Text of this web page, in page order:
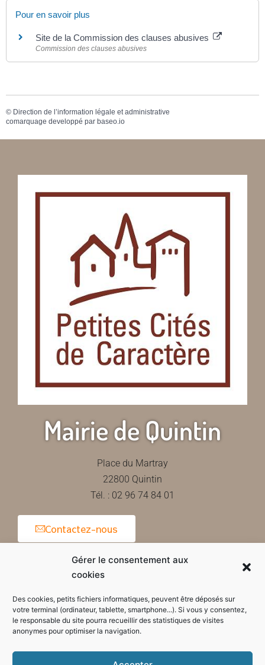
Gérer le consentement aux
cookies
Des cookies, petits fichiers informatiques, peuvent être déposés sur
votre terminal (ordinateur, tablette, smartphone...). Si vous y consentez,
le responsable du site pourra recueillir des statistiques de visites
anonymes pour optimiser la navigation.
Pour en savoir plus
Site de la Commission des clauses abusives
Commission des clauses abusives
© Direction de l’information légale et administrative
comarquage developpé par baseo.io
Mairie de Quintin
Place du Martray
22800 Quintin
Tél. : 02 96 74 84 01
Contactez-nous
Horaires d'ouverture de la mairie